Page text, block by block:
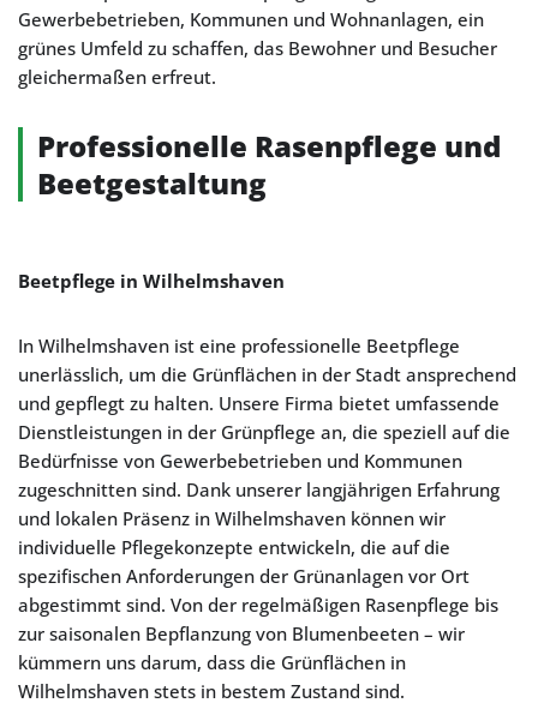
Gewerbebetrieben, Kommunen und Wohnanlagen, ein
grünes Umfeld zu schaffen, das Bewohner und Besucher
gleichermaßen erfreut.
Professionelle Rasenpflege und
Beetgestaltung
Beetpflege in Wilhelmshaven
In Wilhelmshaven ist eine professionelle Beetpflege
unerlässlich, um die Grünflächen in der Stadt ansprechend
und gepflegt zu halten. Unsere Firma bietet umfassende
Dienstleistungen in der Grünpflege an, die speziell auf die
Bedürfnisse von Gewerbebetrieben und Kommunen
zugeschnitten sind. Dank unserer langjährigen Erfahrung
und lokalen Präsenz in Wilhelmshaven können wir
individuelle Pflegekonzepte entwickeln, die auf die
spezifischen Anforderungen der Grünanlagen vor Ort
abgestimmt sind. Von der regelmäßigen Rasenpflege bis
zur saisonalen Bepflanzung von Blumenbeeten – wir
kümmern uns darum, dass die Grünflächen in
Wilhelmshaven stets in bestem Zustand sind.